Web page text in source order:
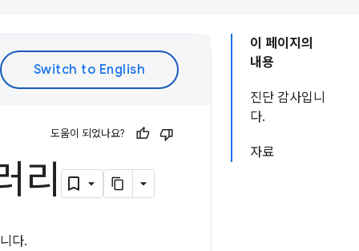
이 페이지의
내용
진단 감사입니
다.
자료
도움이 되었나요?
리
다.